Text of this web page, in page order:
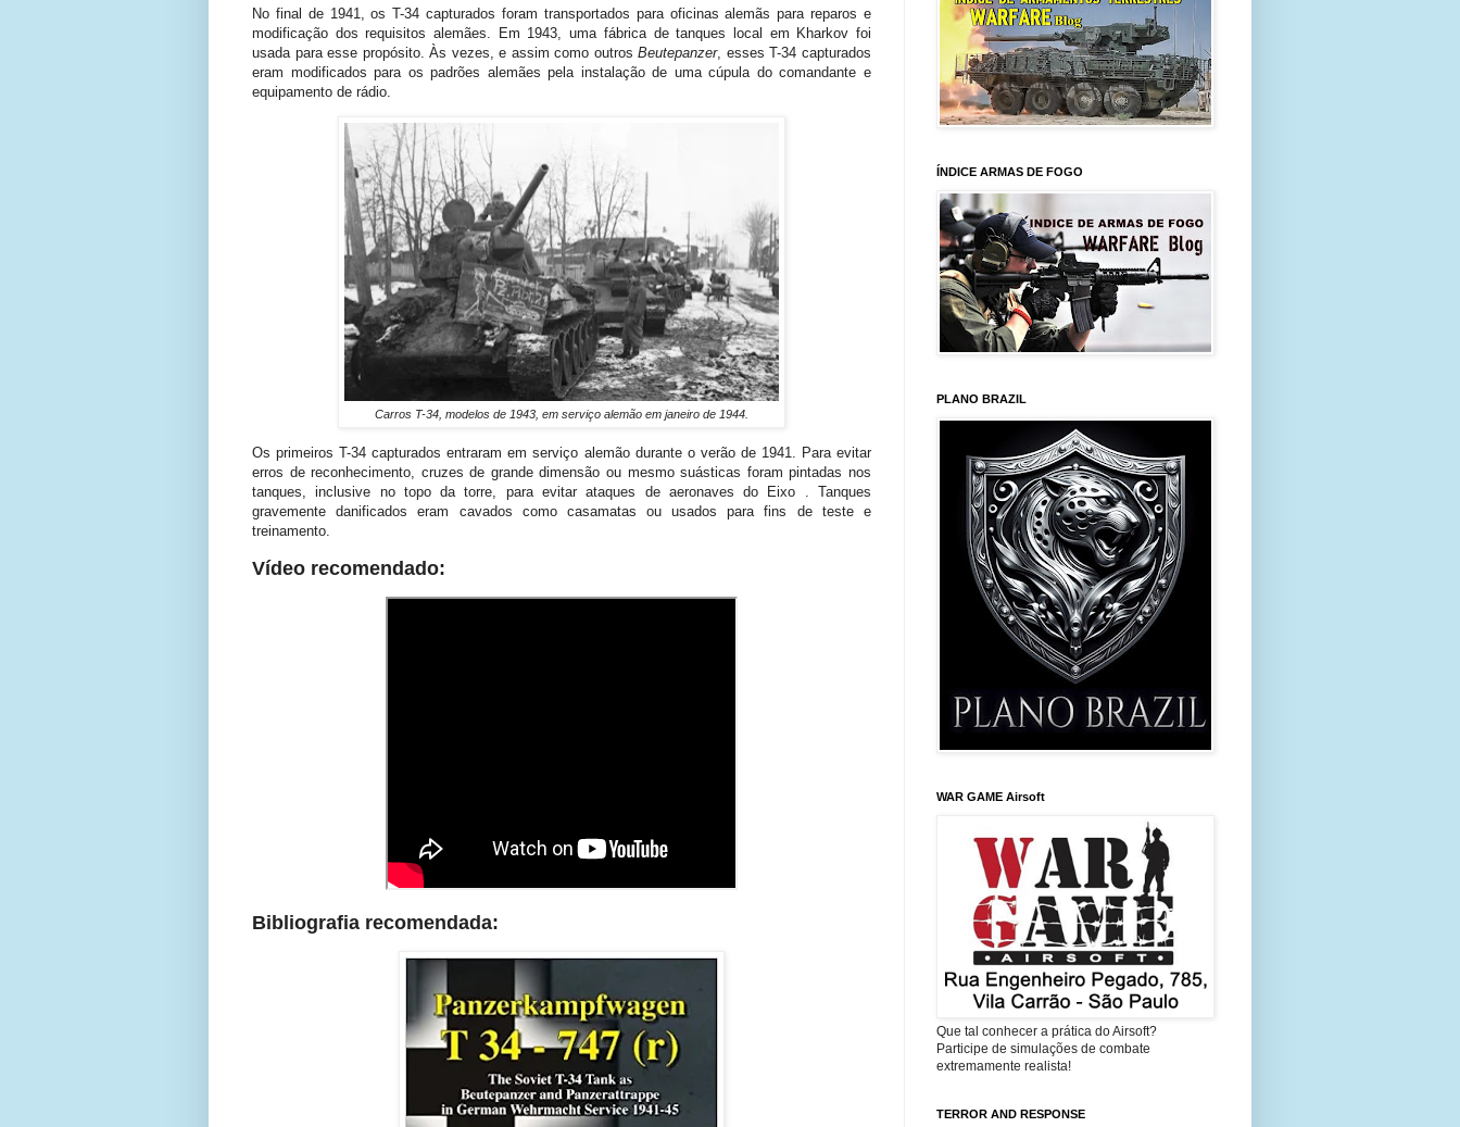
No final de 1941, os T-34 capturados foram transportados para oficinas alemãs para reparos e
modificação dos requisitos alemães. Em 1943, uma fábrica de tanques local em Kharkov foi
usada para esse propósito. Às vezes, e assim como outrosBeutepanzer, esses T-34 capturados
eram modificados para os padrões alemães pela instalação de uma cúpula do comandante e
equipamento de rádio.
Carros T-34, modelos de 1943, em serviço alemão em janeiro de 1944.
Os primeiros T-34 capturados entraram em serviço alemão durante o verão de 1941. Para evitar
erros de reconhecimento, cruzes de grande dimensão ou mesmo suásticas foram pintadas nos
tanques, inclusive no topo da torre, para evitar ataques de aeronaves do Eixo . Tanques
gravemente danificados eram cavados como casamatas ou usados para fins de teste e
treinamento.
Vídeo recomendado:
Bibliografia recomendada:
ÍNDICE ARMAS DE FOGO
PLANO BRAZIL
WAR GAME Airsoft
Que tal conhecer a prática do Airsoft?
Participe de simulações de combate
extremamente realista!
TERROR AND RESPONSE